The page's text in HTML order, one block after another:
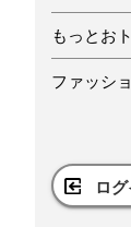
もっとお
ファッシ
ロ